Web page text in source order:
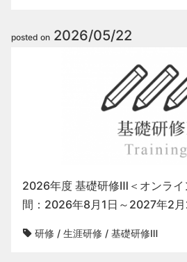
posted on 2026/05/22
2026年度 基礎研修Ⅲ＜オンライ
間：2026年8月1日～2027年2月
研修 / 生涯研修 / 基礎研修Ⅲ